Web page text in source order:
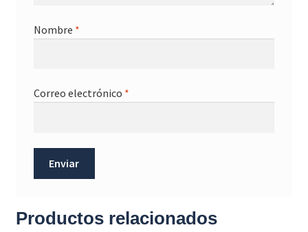
Nombre *
Correo electrónico *
Productos relacionados